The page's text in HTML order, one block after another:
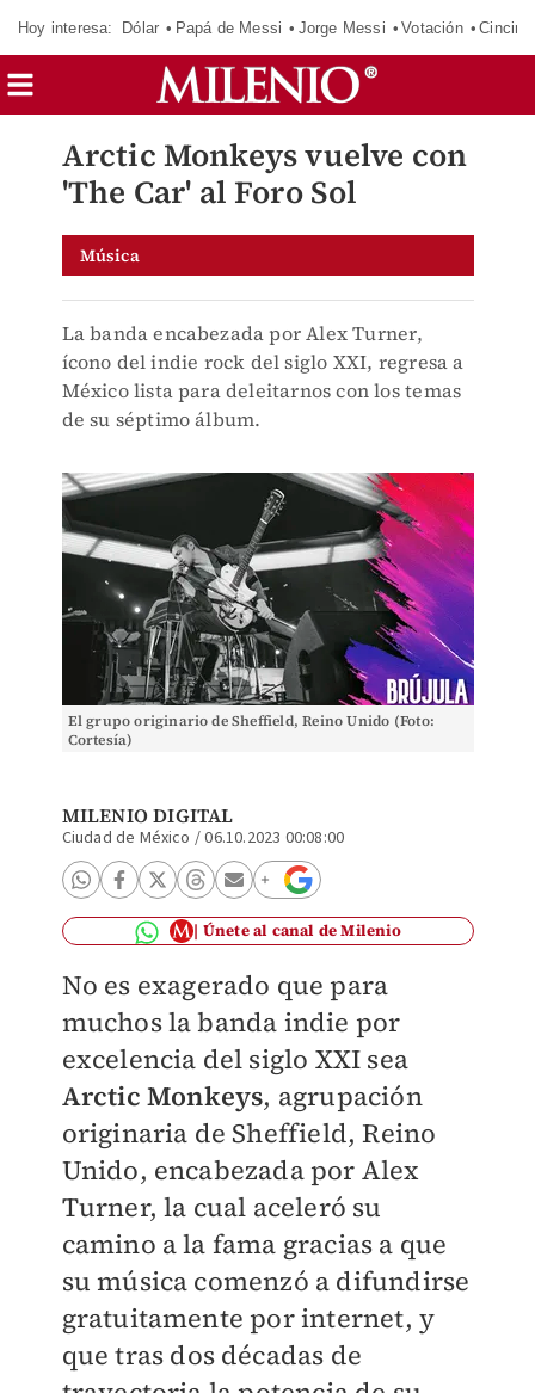
Hoy interesa: Dólar Papá de Messi Jorge Messi Votación
Arctic Monkeys vuelve con
'The Car' al Foro Sol
Música
La banda encabezada por Alex Turner,
ícono del indie rock del siglo XXI, regresa a
México lista para deleitarnos con los temas
de su séptimo álbum.
El grupo originario de Sheffield, Reino Unido (Foto:
Cortesía)
MILENIO DIGITAL
Ciudad de México /06.10.2023 00:08:00
Únete al canal de Milenio
No es exagerado que para
muchos la banda indie por
excelencia del siglo XXI sea
Arctic Monkeys, agrupación
originaria de Sheffield, Reino
Unido, encabezada por Alex
Turner, la cual aceleró su
camino a la fama gracias a que
su música comenzó a difundirse
gratuitamente por internet, y
que tras dos décadas de